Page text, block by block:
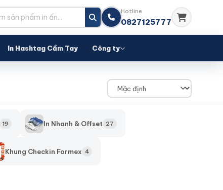
Hotline
0827125777
In Hashtag Cầm Tay Công ty
19 In Nhanh & Offset 27
Khung Checkin Formex 4